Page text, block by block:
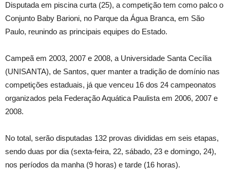
Disputada em piscina curta (25), a competição tem como palco o
Conjunto Baby Barioni, no Parque da Água Branca, em São
Paulo, reunindo as principais equipes do Estado.
Campeã em 2003, 2007 e 2008, a Universidade Santa Cecília
(UNISANTA), de Santos, quer manter a tradição de domínio nas
competições estaduais, já que venceu 16 dos 24 campeonatos
organizados pela Federação Aquática Paulista em 2006, 2007 e
2008.
No total, serão disputadas 132 provas divididas em seis etapas,
sendo duas por dia (sexta-feira, 22, sábado, 23 e domingo, 24),
nos períodos da manha (9 horas) e tarde (16 horas).